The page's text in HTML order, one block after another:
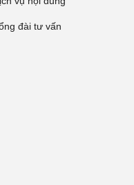
đài tư vấn